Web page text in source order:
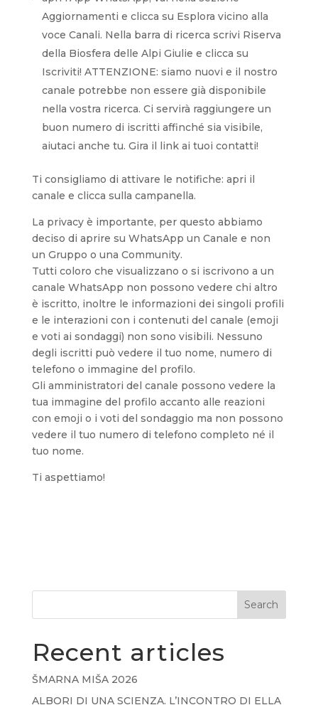
Aggiornamenti e clicca su Esplora vicino alla
voce Canali. Nella barra di ricerca scrivi Riserva
della Biosfera delle Alpi Giulie e clicca su
Iscriviti! ATTENZIONE: siamo nuovi e il nostro
canale potrebbe non essere già disponibile
nella vostra ricerca. Ci servirà raggiungere un
buon numero di iscritti affinché sia visibile,
aiutaci anche tu. Gira il link ai tuoi contatti!
Ti consigliamo di attivare le notifiche: apri il
canale e clicca sulla campanella.
La privacy è importante, per questo abbiamo
deciso di aprire su WhatsApp un Canale e non
un Gruppo o una Community.
Tutti coloro che visualizzano o si iscrivono a un
canale WhatsApp non possono vedere chi altro
è iscritto, inoltre le informazioni dei singoli profili
e le interazioni con i contenuti del canale (emoji
e voti ai sondaggi) non sono visibili. Nessuno
degli iscritti può vedere il tuo nome, numero di
telefono o immagine del profilo.
Gli amministratori del canale possono vedere la
tua immagine del profilo accanto alle reazioni
con emoji o i voti del sondaggio ma non possono
vedere il tuo numero di telefono completo né il
tuo nome.
Ti aspettiamo!
Search
Recent articles
ŠMARNA MIŠA 2026
ALBORI DI UNA SCIENZA. L’INCONTRO DI ELLA